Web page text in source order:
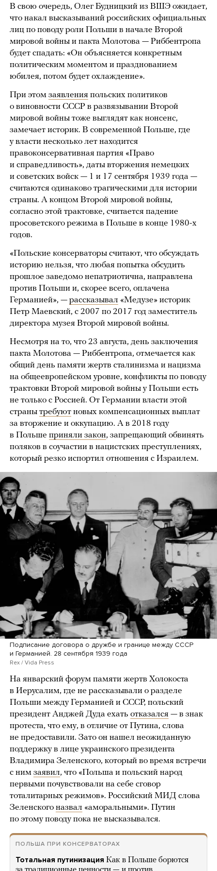
В свою очередь, Олег Будницкий из ВШЭ ожидает,
что накал высказываний российских официальных
лиц по поводу роли Польши в начале Второй
мировой войны и пакта Молотова — Риббентропа
будет спадать: «Он объясняется конкретным
политическим моментом и празднованием
юбилея, потом будет охлаждение».
При этом заявления польских политиков
о виновности СССР в развязывании Второй
мировой войны тоже выглядят как нонсенс,
замечает историк. В современной Польше, где
у власти несколько лет находится
правоконсервативная партия «Право
и справедливость», даты вторжения немецких
и советских войск — 1 и 17 сентября 1939 года —
считаются одинаково трагическими для истории
страны. А концом Второй мировой войны,
согласно этой трактовке, считается падение
просоветского режима в Польше в конце 1980-х
годов.
«Польские консерваторы считают, что обсуждать
историю нельзя, что любая попытка обсудить
прошлое заведомо непатриотична, направлена
против Польши и, скорее всего, оплачена
Германией», — рассказывал «Медузе» историк
Петр Маевский, с 2007 по 2017 год заместитель
директора музея Второй мировой войны.
Несмотря на то, что 23 августа, день заключения
пакта Молотова — Риббентропа, отмечается как
общий день памяти жертв сталинизма и нацизма
на общеевропейском уровне, конфликты по поводу
трактовки Второй мировой войны у Польши есть
не только с Россией. От Германии власти этой
страны требуют новых компенсационных выплат
за вторжение и оккупацию. А в 2018 году
в Польше приняли закон, запрещающий обвинять
поляков в соучастии в нацистских преступлениях,
который резко испортил отношения с Израилем.
Подписание договора о дружбе и границе между СССР
и Германией. 28 сентября 1939 года
Rex / Vida Press
На январский форум памяти жертв Холокоста
в Иерусалим, где не рассказывали о разделе
Польши между Германией и СССР, польский
президент Анджей Дуда ехать отказался — в знак
протеста, что ему, в отличие от Путина, слова
не предоставили. Зато он нашел неожиданную
поддержку в лице украинского президента
Владимира Зеленского, который во время встречи
с ним заявил, что «Польша и польский народ
первыми почувствовали на себе сговор
тоталитарных режимов». Российский МИД слова
Зеленского назвал «аморальными». Путин
по этому поводу пока не высказывался.
ПОЛЬША ПРИ КОНСЕРВАТОРАХ
Тотальная путинизация Как в Польше борются